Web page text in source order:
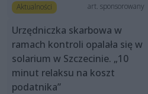
Aktualności art. sponsorowany
Urzędniczka skarbowa w
ramach kontroli opalała się w
solarium w Szczecinie. „10
minut relaksu na koszt
podatnika”